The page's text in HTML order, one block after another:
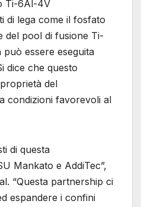
Ti-6Al-4V
di lega come il fosfato
del pool di fusione Ti-
essere eseguita
dice che questo
del
condizioni favorevoli al
di questa
Mankato e AddiTec”,
“Questa partnership ci
espandere i confini